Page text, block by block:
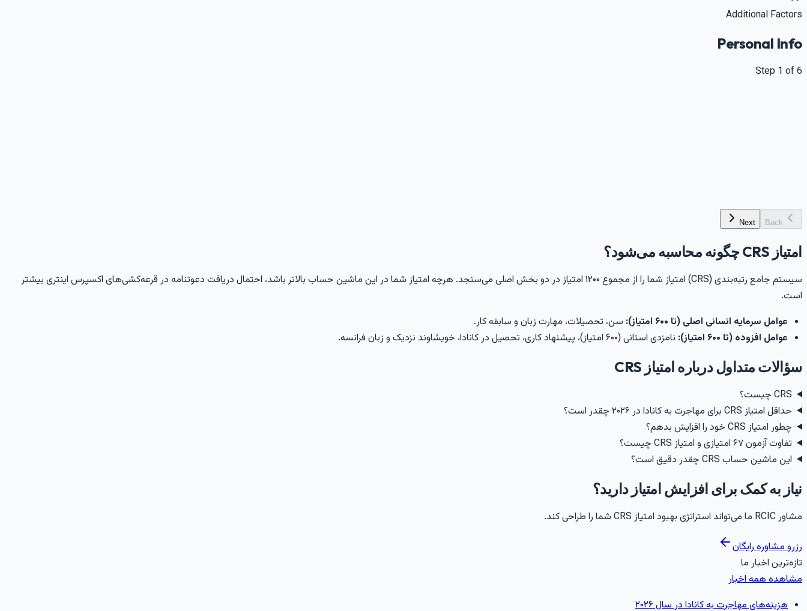
Additional Factors
Personal Info
Step 1 of 6
Back
Next
امتیاز CRS چگونه محاسبه می‌شود؟
سیستم جامع رتبه‌بندی (CRS) امتیاز شما را از مجموع ۱۲۰۰ امتیاز در دو بخش اصلی می‌سنجد. هرچه امتیاز شما در این ماشین حساب بالاتر باشد، احتمال دریافت دعوتنامه در قرعه‌کشی‌های اکسپرس اینتری بیشتر
است.
عوامل سرمایه انسانی اصلی (تا ۶۰۰ امتیاز):
سن، تحصیلات، مهارت زبان و سابقه کار.
عوامل افزوده (تا ۶۰۰ امتیاز):
نامزدی استانی (۶۰۰ امتیاز)، پیشنهاد کاری، تحصیل در کانادا، خویشاوند نزدیک و زبان فرانسه.
سؤالات متداول درباره امتیاز CRS
CRS چیست؟
حداقل امتیاز CRS برای مهاجرت به کانادا در ۲۰۲۶ چقدر است؟
چطور امتیاز CRS خود را افزایش بدهم؟
تفاوت آزمون ۶۷ امتیازی و امتیاز CRS چیست؟
این ماشین حساب CRS چقدر دقیق است؟
نیاز به کمک برای افزایش امتیاز دارید؟
مشاور RCIC ما می‌تواند استراتژی بهبود امتیاز CRS شما را طراحی کند.
رزرو مشاوره رایگان
تازه‌ترین اخبار ما
مشاهده همه اخبار
هزینه‌های مهاجرت به کانادا در سال ۲۰۲۶